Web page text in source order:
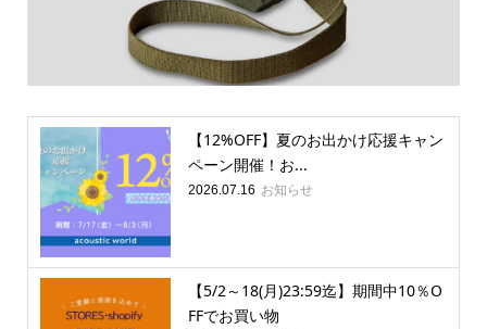
【12%OFF】夏のお出かけ応援キャン
ペーン開催！お...
2026.07.16 お知らせ
【5/2～18(月)23:59迄】期間中10％O
FFでお買い物